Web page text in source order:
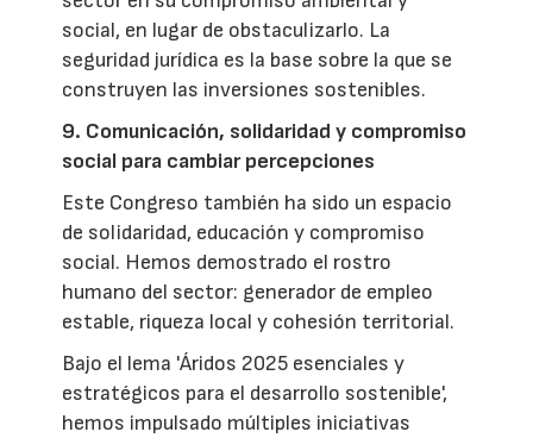
social, en lugar de obstaculizarlo. La
seguridad jurídica es la base sobre la que se
construyen las inversiones sostenibles.
9. Comunicación, solidaridad y compromiso
social para cambiar percepciones
Este Congreso también ha sido un espacio
de solidaridad, educación y compromiso
social. Hemos demostrado el rostro
humano del sector: generador de empleo
estable, riqueza local y cohesión territorial.
Bajo el lema 'Áridos 2025 esenciales y
estratégicos para el desarrollo sostenible',
hemos impulsado múltiples iniciativas